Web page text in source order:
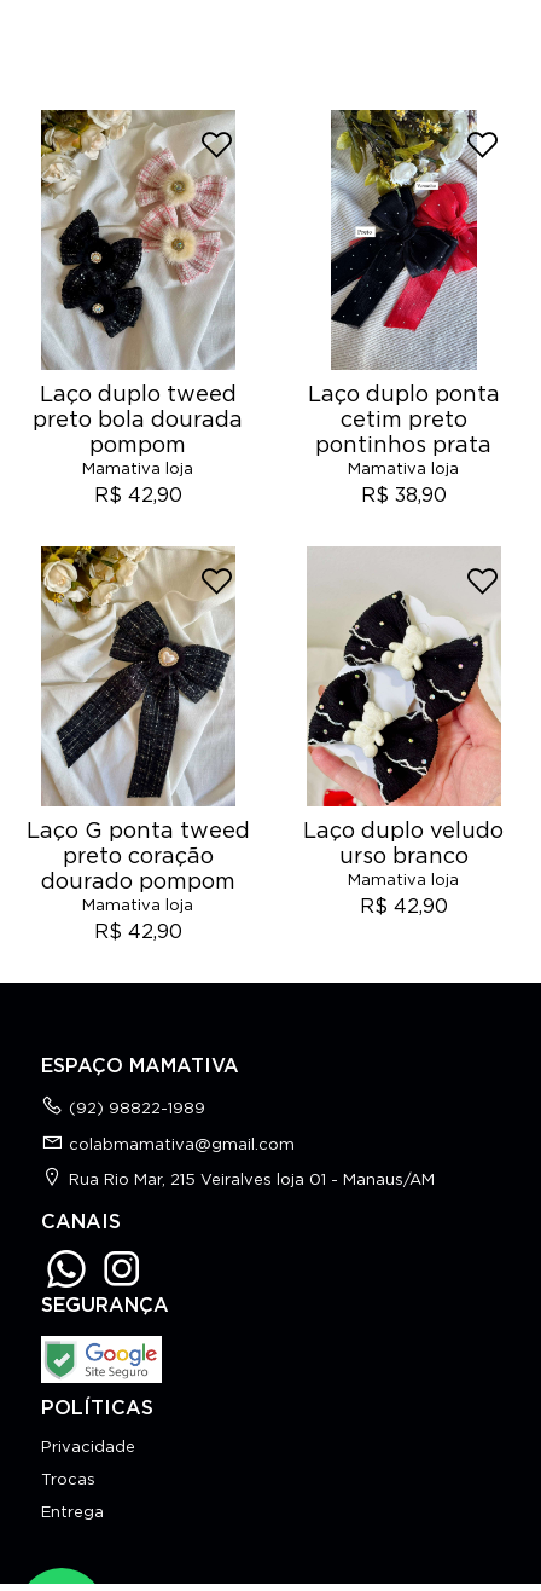
Laço duplo tweed
preto bola dourada
pompom
Mamativa loja
R$ 42,90
Laço duplo ponta
cetim preto
pontinhos prata
Mamativa loja
R$ 38,90
Laço G ponta tweed
preto coração
dourado pompom
Mamativa loja
R$ 42,90
Laço duplo veludo
urso branco
Mamativa loja
R$ 42,90
ESPAÇO MAMATIVA
(92) 98822-1989
colabmamativa@gmail.com
Rua Rio Mar, 215 Veiralves loja 01 - Manaus/AM
CANAIS
SEGURANÇA
POLÍTICAS
Privacidade
Trocas
Entrega